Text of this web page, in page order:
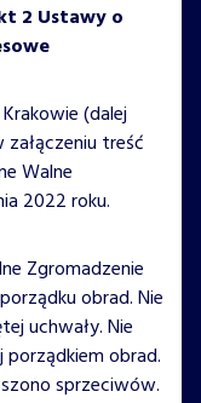
2 Ustawy o
(dalej
załączeniu treść
Walne
2022 roku.
Zgromadzenie
obrad. Nie
uchwały. Nie
porządkiem obrad.
sprzeciwów.